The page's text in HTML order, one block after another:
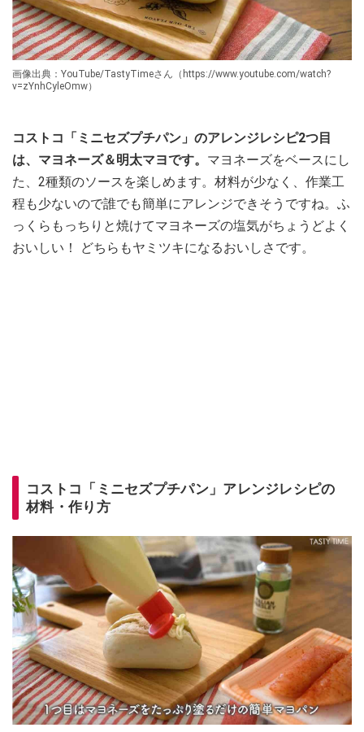
画像出典：YouTube/TastyTimeさん（https://www.youtube.com/watch?
v=zYnhCyleOmw）
コストコ「ミニセズプチパン」のアレンジレシピ2つ目
は、マヨネーズ＆明太マヨです。 マヨネーズをベースにし
た、2種類のソースを楽しめます。材料が少なく、作業工
程も少ないので誰でも簡単にアレンジできそうですね。ふ
っくらもっちりと焼けてマヨネーズの塩気がちょうどよく
おいしい！ どちらもヤミツキになるおいしさです。
コストコ「ミニセズプチパン」アレンジレシピの
材料・作り方